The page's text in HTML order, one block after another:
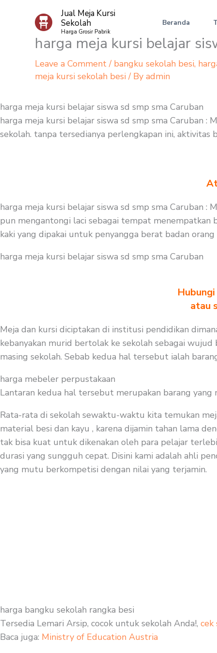
Jual Meja Kursi
Sekolah
Harga Grosir Pabrik
Beranda
harga meja kursi belajar
Leave a Comment / bangku sekolah besi,
meja kursi sekolah besi/ By admin
harga meja kursi belajar siswa sd smp sma Caruban
harga meja kursi belajar siswa sd smp sma Caruban
sekolah. tanpa tersedianya perlengkapan ini,
harga meja kursi belajar siswa sd smp sma Caruban
pun mengantongi laci sebagai tempat menempatkan
kaki yang dipakai untuk penyangga berat badan
harga meja kursi belajar siswa sd smp sma Caruban
atau
Meja dan kursi diciptakan di institusi pendidikan
kebanyakan murid bertolak ke sekolah sebagai
masing sekolah. Sebab kedua hal tersebut ialah
harga mebeler perpustakaan
Lantaran kedua hal tersebut merupakan barang
Rata-rata di sekolah sewaktu-waktu kita temukan
material besi dan kayu , karena dijamin tahan lama
tak bisa kuat untuk dikenakan oleh para pelajar
durasi yang sungguh cepat. Disini kami adalah ahli
yang mutu berkompetisi dengan nilai yang terjamin.
harga bangku sekolah rangka besi
Tersedia Lemari Arsip, cocok untuk sekolah Anda!, cek
Baca juga: Ministry of Education Austria